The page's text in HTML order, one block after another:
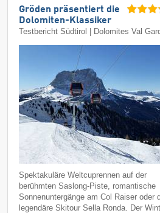
Gröden präsentiert die
Dolomiten-Klassiker
Testbericht Südtirol | Dolomites Val
Spektakuläre Weltcuprennen auf der
berühmten Saslong-Piste, romantische
Sonnenuntergänge am Col Raiser oder
legendäre Skitour Sella Ronda. Der